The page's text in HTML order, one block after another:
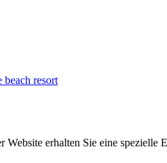
resort
erhalten Sie eine spezielle